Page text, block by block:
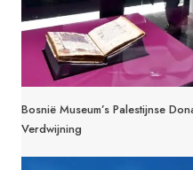
Bosnië Museum’s Palestijnse
Verdwijning